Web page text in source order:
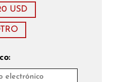
USD